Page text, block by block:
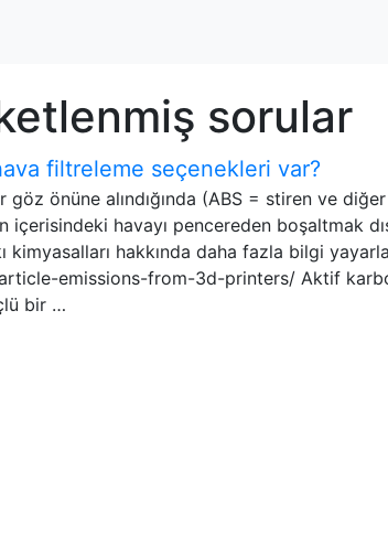
sorular
filtreleme seçenekleri var?
göz önüne alındığında (ABS = stiren ve
içerisindeki havayı pencereden boşaltmak
kimyasalları hakkında daha fazla bilgi
emissions-from-3d-printers/ Aktif
bir …